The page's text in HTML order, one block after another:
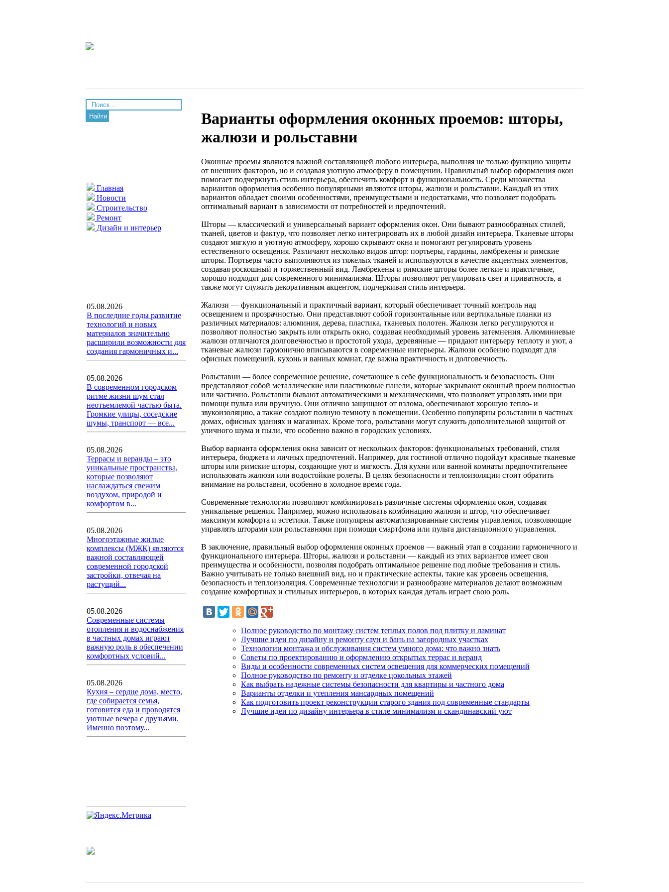
Найти
Главная
Новости
Строительство
Ремонт
Дизайн и интерьер
05.08.2026
В последние годы развитие
технологий и новых
материалов значительно
расширили возможности для
создания гармоничных и...
05.08.2026
В современном городском
ритме жизни шум стал
неотъемлемой частью быта.
Громкие улицы, соседские
шумы, транспорт — все...
05.08.2026
Террасы и веранды – это
уникальные пространства,
которые позволяют
наслаждаться свежим
воздухом, природой и
комфортом в...
05.08.2026
Многоэтажные жилые
комплексы (МЖК) являются
важной составляющей
современной городской
застройки, отвечая на
растущий...
05.08.2026
Современные системы
отопления и водоснабжения
в частных домах играют
важную роль в обеспечении
комфортных условий...
05.08.2026
Кухня – сердце дома, место,
где собирается семья,
готовится еда и проводятся
уютные вечера с друзьями.
Именно поэтому...
Варианты оформления оконных проемов: шторы,
жалюзи и рольставни
Оконные проемы являются важной составляющей любого интерьера, выполняя не только функцию защиты
от внешних факторов, но и создавая уютную атмосферу в помещении. Правильный выбор оформления окон
помогает подчеркнуть стиль интерьера, обеспечить комфорт и функциональность. Среди множества
вариантов оформления особенно популярными являются шторы, жалюзи и рольставни. Каждый из этих
вариантов обладает своими особенностями, преимуществами и недостатками, что позволяет подобрать
оптимальный вариант в зависимости от потребностей и предпочтений.
Шторы — классический и универсальный вариант оформления окон. Они бывают разнообразных стилей,
тканей, цветов и фактур, что позволяет легко интегрировать их в любой дизайн интерьера. Тканевые шторы
создают мягкую и уютную атмосферу, хорошо скрывают окна и помогают регулировать уровень
естественного освещения. Различают несколько видов штор: портьеры, гардины, ламбрекены и римские
шторы. Портьеры часто выполняются из тяжелых тканей и используются в качестве акцентных элементов,
создавая роскошный и торжественный вид. Ламбрекены и римские шторы более легкие и практичные,
хорошо подходят для современного минимализма. Шторы позволяют регулировать свет и приватность, а
также могут служить декоративным акцентом, подчеркивая стиль интерьера.
Жалюзи — функциональный и практичный вариант, который обеспечивает точный контроль над
освещением и прозрачностью. Они представляют собой горизонтальные или вертикальные планки из
различных материалов: алюминия, дерева, пластика, тканевых полотен. Жалюзи легко регулируются и
позволяют полностью закрыть или открыть окно, создавая необходимый уровень затемнения. Алюминиевые
жалюзи отличаются долговечностью и простотой ухода, деревянные — придают интерьеру теплоту и уют, а
тканевые жалюзи гармонично вписываются в современные интерьеры. Жалюзи особенно подходят для
офисных помещений, кухонь и ванных комнат, где важна практичность и долговечность.
Рольставни — более современное решение, сочетающее в себе функциональность и безопасность. Они
представляют собой металлические или пластиковые панели, которые закрывают оконный проем полностью
или частично. Рольставни бывают автоматическими и механическими, что позволяет управлять ими при
помощи пульта или вручную. Они отлично защищают от взлома, обеспечивают хорошую тепло- и
звукоизоляцию, а также создают полную темноту в помещении. Особенно популярны рольставни в частных
домах, офисных зданиях и магазинах. Кроме того, рольставни могут служить дополнительной защитой от
уличного шума и пыли, что особенно важно в городских условиях.
Выбор варианта оформления окна зависит от нескольких факторов: функциональных требований, стиля
интерьера, бюджета и личных предпочтений. Например, для гостиной отлично подойдут красивые тканевые
шторы или римские шторы, создающие уют и мягкость. Для кухни или ванной комнаты предпочтительнее
использовать жалюзи или водостойкие ролеты. В целях безопасности и теплоизоляции стоит обратить
внимание на рольставни, особенно в холодное время года.
Современные технологии позволяют комбинировать различные системы оформления окон, создавая
уникальные решения. Например, можно использовать комбинацию жалюзи и штор, что обеспечивает
максимум комфорта и эстетики. Также популярны автоматизированные системы управления, позволяющие
управлять шторами или рольставнями при помощи смартфона или пульта дистанционного управления.
В заключение, правильный выбор оформления оконных проемов — важный этап в создании гармоничного и
функционального интерьера. Шторы, жалюзи и рольставни — каждый из этих вариантов имеет свои
преимущества и особенности, позволяя подобрать оптимальное решение под любые требования и стиль.
Важно учитывать не только внешний вид, но и практические аспекты, такие как уровень освещения,
безопасность и теплоизоляция. Современные технологии и разнообразие материалов делают возможным
создание комфортных и стильных интерьеров, в которых каждая деталь играет свою роль.
Полное руководство по монтажу систем теплых полов под плитку и ламинат
Лучшие идеи по дизайну и ремонту саун и бань на загородных участках
Технологии монтажа и обслуживания систем умного дома: что важно знать
Советы по проектированию и оформлению открытых террас и веранд
Виды и особенности современных систем освещения для коммерческих помещений
Полное руководство по ремонту и отделке цокольных этажей
Как выбрать надежные системы безопасности для квартиры и частного дома
Варианты отделки и утепления мансардных помещений
Как подготовить проект реконструкции старого здания под современные стандарты
Лучшие идеи по дизайну интерьера в стиле минимализм и скандинавский уют